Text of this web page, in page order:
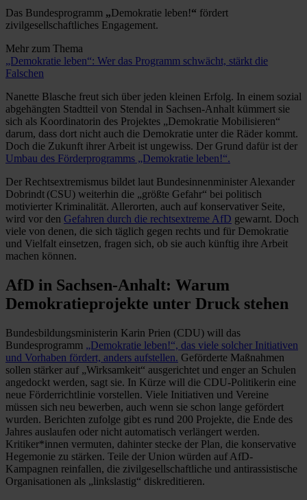
Das Bundesprogramm „Demokratie leben!“ fördert
zivilgesellschaftliches Engagement.
Mehr zum Thema
„Demokratie leben“: Wer das Programm schwächt, stärkt die
Falschen
Nanette Blasche freut sich über jeden kleinen Erfolg. In einem sozial
abgehängten Stadtteil von Stendal in Sachsen-Anhalt kümmert sie
sich als Koordinatorin des Projektes „Demokratie Mobilisieren“
darum, dass dort nicht auch die Demokratie unter die Räder kommt.
Doch die Zukunft ihrer Arbeit ist ungewiss. Der Grund dafür ist der
Umbau des Förderprogramms „Demokratie leben!“.
Der Rechtsextremismus bildet laut Bundesinnenminister Alexander
Dobrindt (CSU) weiterhin die „größte Gefahr“ bei politisch
motivierter Kriminalität. Allerorten, auch auf konservativer Seite,
wird vor den Gefahren durch die rechtsextreme AfD gewarnt. Doch
viele von denen, die sich täglich gegen rechts und für Demokratie
und Vielfalt einsetzen, fragen sich, ob sie auch künftig ihre Arbeit
machen können.
AfD in Sachsen-Anhalt: Warum
Demokratieprojekte unter Druck stehen
Bundesbildungsministerin Karin Prien (CDU) will das
Bundesprogramm „Demokratie leben!“, das viele solcher Initiativen
und Vorhaben fördert, anders aufstellen. Geförderte Maßnahmen
sollen stärker auf „Wirksamkeit“ ausgerichtet und enger an Schulen
angedockt werden, sagt sie. In Kürze will die CDU-Politikerin eine
neue Förderrichtlinie vorstellen. Viele Initiativen und Vereine
müssen sich neu bewerben, auch wenn sie schon lange gefördert
wurden. Berichten zufolge gibt es rund 200 Projekte, die Ende des
Jahres auslaufen oder nicht automatisch verlängert werden.
Kritiker*innen vermuten, dahinter stecke der Plan, die konservative
Hegemonie zu stärken. Teile der Union würden auf AfD-
Kampagnen reinfallen, die zivilgesellschaftliche und antirassistische
Organisationen als „linkslastig“ diskreditieren.